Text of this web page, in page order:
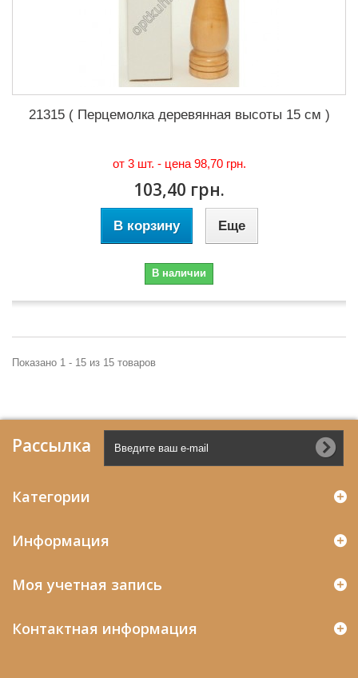
21315 ( Перцемолка деревянная высоты 15 см )
от 3 шт. - цена 98,70 грн.
103,40 грн.
В корзину Еще
В наличии
Показано 1 - 15 из 15 товаров
Рассылка
Категории
Информация
Моя учетная запись
Контактная информация